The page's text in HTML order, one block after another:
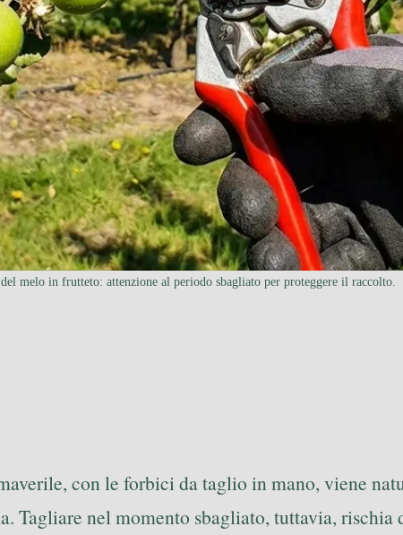
melo in frutteto: attenzione al periodo sbagliato per proteggere il raccolto.
con le forbici da taglio in mano, viene
Tagliare nel momento sbagliato, tuttavia,